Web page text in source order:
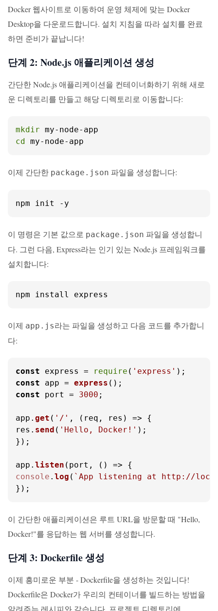
Docker 웹사이트 로 이동하여 운영 체제에 맞는 Docker
Desktop을 다운로드합니다. 설치 지침을 따라 설치를 완료
하면 준비가 끝납니다!
단계 2: Node.js 애플리케이션 생성
간단한 Node.js 애플리케이션을 컨테이너화하기 위해 새로
운 디렉토리를 만들고 해당 디렉토리로 이동합니다:
mkdir
cd my-node-app
이제 간단한 package.json 파일을 생성합니다:
npm init -y
이 명령은 기본 값으로 package.json 파일을 생성합니
다. 그런 다음, Express라는 인기 있는 Node.js 프레임워크를
설치합니다:
npm install express
이제 app.js라는 파일을 생성하고 다음 코드를 추가합니
다:
const express = require ( 'express'
const app = express
const port = 3000 ;
app. get ( '/' , ( req, res ) => {
res. send ( 'Hello, Docker!' );
});
app. listen (port, () =>
console . log ( `App listening at http://
});
이 간단한 애플리케이션은 루트 URL을 방문할 때 "Hello,
Docker!"를 응답하는 웹 서버를 생성합니다.
단계 3: Dockerfile 생성
이제 흥미로운 부분 - Dockerfile을 생성하는 것입니다!
Dockerfile은 Docker가 우리의 컨테이너를 빌드하는 방법을
알려주는 레시피와 같습니다. 프로젝트 디렉토리에